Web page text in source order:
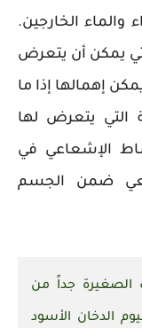
والماء الخارجين.
يمكن أن يتعرض
إهمالها إذا ما
التي يتعرض لها
الإشعاعي في
ضمن الجسم
الصغيرة جداً من
الدخان الأسود